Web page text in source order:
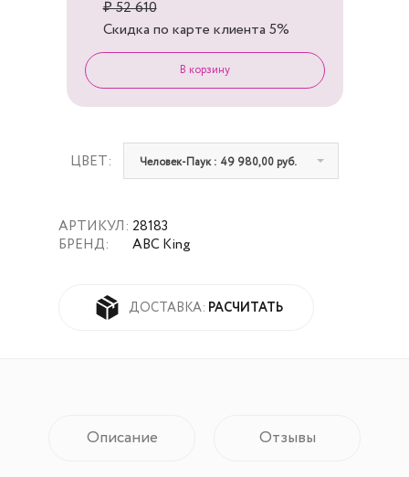
АРТИКУЛ:
БРЕНД:
28183
ABC King
ДОСТАВКА: РАСЧИТАТЬ
ЦВЕТ: Человек-Паук : 49 980,00 руб.
₽ 52 610
Скидка по карте клиента 5%
Описание Отзывы